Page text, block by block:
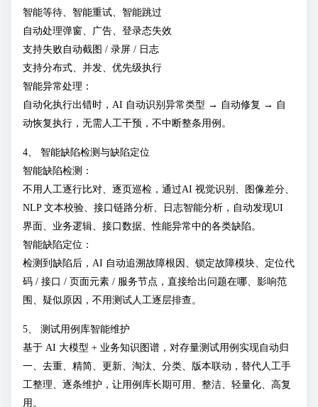
智能等待、智能重试、智能跳过
自动处理弹窗、广告、登录态失效
支持失败自动截图 / 录屏 / 日志
支持分布式、并发、优先级执行
智能异常处理：
自动化执行出错时，AI 自动识别异常类型 → 自动修复 → 自
动恢复执行，无需人工干预，不中断整条用例。
4、 智能缺陷检测与缺陷定位
智能缺陷检测：
不用人工逐行比对、逐页巡检，通过AI 视觉识别、图像差分、
NLP 文本校验、接口链路分析、日志智能分析，自动发现UI
界面、业务逻辑、接口数据、性能异常中的各类缺陷。
智能缺陷定位：
检测到缺陷后，AI 自动追溯故障根因、锁定故障模块、定位代
码 / 接口 / 页面元素 / 服务节点，直接给出问题在哪、影响范
围、疑似原因，不用测试人工逐层排查。
5、 测试用例库智能维护
基于 AI 大模型 + 业务知识图谱，对存量测试用例实现自动归
一、去重、精简、更新、淘汰、分类、版本联动，替代人工手
工整理、逐条维护，让用例库长期可用、整洁、轻量化、高复
用。